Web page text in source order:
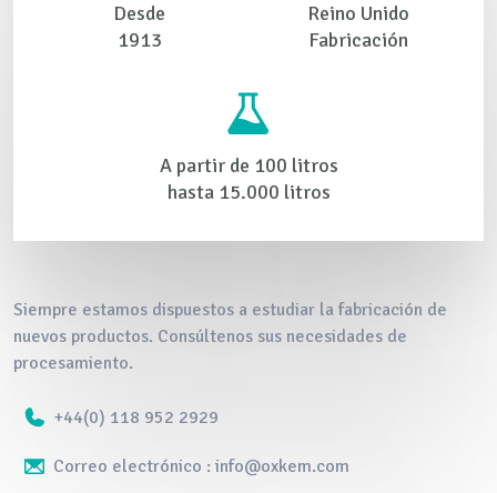
Desde
1913
Reino Unido
Fabricación
A partir de 100 litros
hasta 15.000 litros
Siempre estamos dispuestos a estudiar la fabricación de
nuevos productos. Consúltenos sus necesidades de
procesamiento.
+44(0) 118 952 2929
Correo electrónico : info@oxkem.com